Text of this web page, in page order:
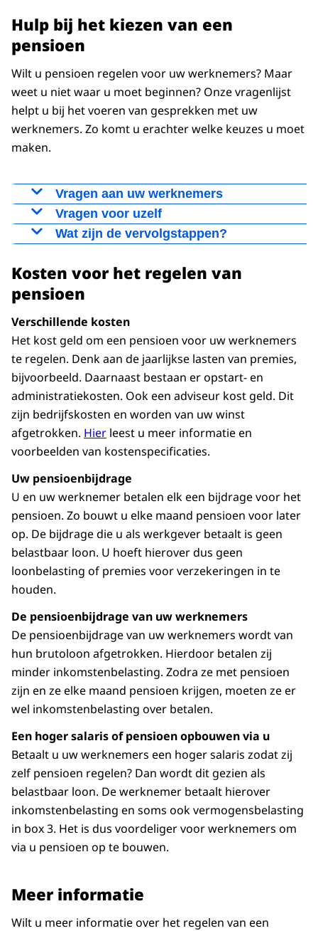
Hulp bij het kiezen van een
pensioen
Wilt u pensioen regelen voor uw werknemers? Maar
weet u niet waar u moet beginnen? Onze vragenlijst
helpt u bij het voeren van gesprekken met uw
werknemers. Zo komt u erachter welke keuzes u moet
maken.
Vragen aan uw werknemers
Hebben jullie al eerder nagedacht over
pensioen?
Willen jullie liever een hoger maandelijks
inkomen of juist een pensioen opbouwen?
We kunnen meer regelen dan alleen een
pensioen. We kunnen ook kijken naar een
nabestaandenpensioen en/of een
arbeidsongeschiktheidspensioen.
Welke extra voorzieningen vinden jullie
belangrijk?
Vragen voor uzelf
Hoe belangrijk is het voor u dat uw
hebben? Hoe wilt u hieraan meehelpen?
Wat vindt u zelf een passend pensioen?
Wat zijn de vervolgstappen?
kunt u verschillende stappen zetten. Op
geenpensioen.nlvindt u handige informatie en
Kosten voor het regelen van
pensioen
Verschillende kosten
Het kost geld om een pensioen voor uw werknemers
te regelen. Denk aan de jaarlijkse lasten van premies,
bijvoorbeeld. Daarnaast bestaan er opstart- en
administratiekosten. Ook een adviseur kost geld. Dit
zijn bedrijfskosten en worden van uw winst
afgetrokken. Hier leest u meer informatie en
voorbeelden van kostenspecificaties.
Uw pensioenbijdrage
U en uw werknemer betalen elk een bijdrage voor het
pensioen. Zo bouwt u elke maand pensioen voor later
op. De bijdrage die u als werkgever betaalt is geen
belastbaar loon. U hoeft hierover dus geen
loonbelasting of premies voor verzekeringen in te
houden.
De pensioenbijdrage van uw werknemers
De pensioenbijdrage van uw werknemers wordt van
hun brutoloon afgetrokken. Hierdoor betalen zij
minder inkomstenbelasting. Zodra ze met pensioen
zijn en ze elke maand pensioen krijgen, moeten ze er
wel inkomstenbelasting over betalen.
Een hoger salaris of pensioen opbouwen via u
Betaalt u uw werknemers een hoger salaris zodat zij
zelf pensioen regelen? Dan wordt dit gezien als
belastbaar loon. De werknemer betaalt hierover
inkomstenbelasting en soms ook vermogensbelasting
in box 3. Het is dus voordeliger voor werknemers om
via u pensioen op te bouwen.
Meer informatie
Wilt u meer informatie over het regelen van een